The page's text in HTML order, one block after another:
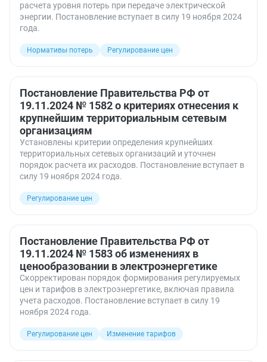
расчета уровня потерь при передаче электрической
энергии. Постановление вступает в силу 19 ноября 2024
года.
Нормативы потерь Регулирование цен
Постановление Правительства РФ от
19.11.2024 № 1582 о критериях отнесения к
крупнейшим территориальным сетевым
организациям
Установлены критерии определения крупнейших
территориальных сетевых организаций и уточнен
порядок расчета их расходов. Постановление вступает в
силу 19 ноября 2024 года.
Регулирование цен
Постановление Правительства РФ от
19.11.2024 № 1583 об изменениях в
ценообразовании в электроэнергетике
Скорректирован порядок формирования регулируемых
цен и тарифов в электроэнергетике, включая правила
учета расходов. Постановление вступает в силу 19
ноября 2024 года.
Регулирование цен Изменение тарифов